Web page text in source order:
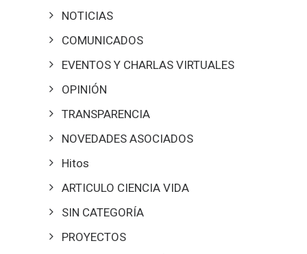
NOTICIAS
COMUNICADOS
EVENTOS Y CHARLAS VIRTUALES
OPINIÓN
TRANSPARENCIA
NOVEDADES ASOCIADOS
Hitos
ARTICULO CIENCIA VIDA
SIN CATEGORÍA
PROYECTOS